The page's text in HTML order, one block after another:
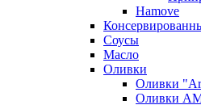
Hamove
Соусы
Масло
Оливки
Оливки
Оливки